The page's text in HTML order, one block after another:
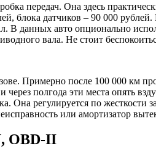
передач. Она здесь
блока датчиков – 90 000
В данных авто опционально
вала. Не стоит
Примерно после 100 000 км
и через полгода эти места опять
Она регулируется по
или амортизатор
OBD-II